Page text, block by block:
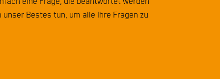
Bestes tun, um alle Ihre Fragen zu